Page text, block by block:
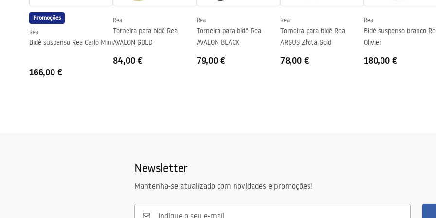
Promoções
Rea
Bidé suspenso Rea Carlo Mini
166,00 €
Rea
Torneira para bidê Rea
AVALON GOLD
84,00 €
Rea
Torneira para bidê Rea
AVALON BLACK
79,00 €
Rea
Torneira para bidê Rea
ARGUS Złota Gold
78,00 €
Rea
Bidé suspenso branco
Olivier
180,00 €
Newsletter
Mantenha-se atualizado com novidades e promoções!